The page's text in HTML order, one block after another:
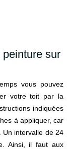
sur
vous pouvez
votre toit par la
indiquées
à appliquer, car
Un intervalle de 24
Ainsi, il faut aux